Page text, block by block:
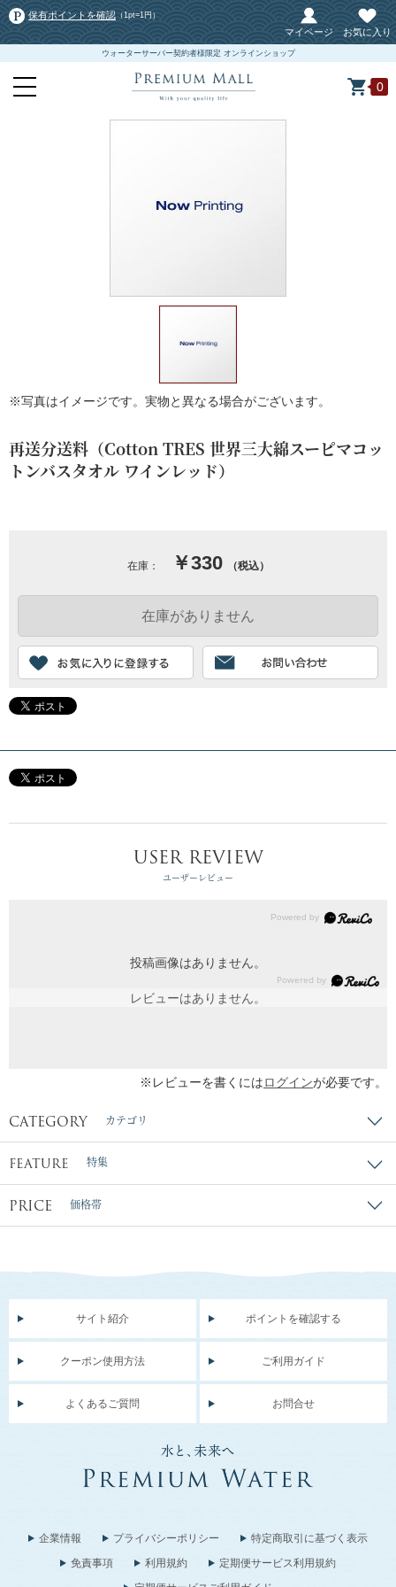
保有ポイントを確認 （1pt=1円）
マイページ お気に入り
ウォーターサーバー契約者様限定 オンラインショップ
0
※写真はイメージです。実物と異なる場合がございます。
再送分送料（Cotton TRES 世界三大綿スーピマコッ
トンバスタオル ワインレッド）
在庫： ￥330 （税込）
USER REVIEW
ユーザーレビュー
投稿画像はありません。
レビューはありません。
※レビューを書くにはログインが必要です。
CATEGORY カテゴリ
FEATURE 特集
PRICE 価格帯
サイト紹介 ポイントを確認する
クーポン使用方法 ご利用ガイド
よくあるご質問 お問合せ
企業情報 プライバシーポリシー
特定商取引に基づく表示
免責事項
利用規約
定期便サービス利用規約